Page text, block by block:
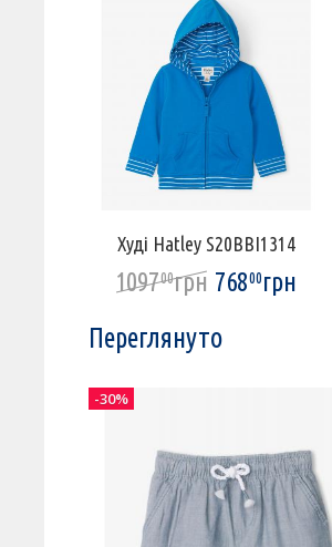
Худі Hatley S20BBI1314
109700грн 76800грн
Переглянуто
-30%